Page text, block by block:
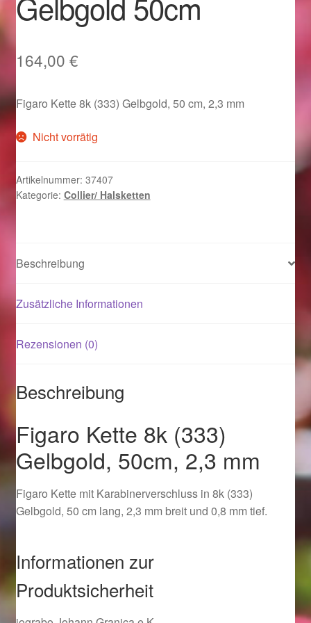
Im Gedenken an
Karneval 2015 – Schmuck zu Fasching & Co.
Karneval 2019 – Schmuck zu Fasching & Co.
Kasse
Magisches und Festliches zu Halloween
Magisches und Festliches zu Halloween
Magisches und Festliches zu Halloween 2021
Magisches und Festliches zu Halloween 2022
Logout
Ostergeschenke finden für Ostern 2015
Ostergeschenke finden für Ostern 2017
164,00 €
Figaro Kette 8k (333) Gelbgold, 50 cm, 2,3 mm
Nicht vorrätig
Artikelnummer: 37407
Kategorie: Collier/ Halsketten
Beschreibung
Zusätzliche Informationen
Rezensionen (0)
Beschreibung
Figaro Kette 8k (333)
Gelbgold, 50cm, 2,3 mm
Figaro Kette mit Karabinerverschluss in 8k (333)
Gelbgold, 50 cm lang, 2,3 mm breit und 0,8 mm tief.
Informationen zur
Produktsicherheit